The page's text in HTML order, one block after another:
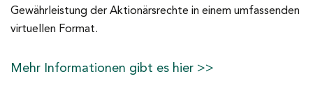
Gewährleistung der Aktionärsrechte in einem umfassenden
virtuellen Format.
Mehr Informationen gibt es hier >>